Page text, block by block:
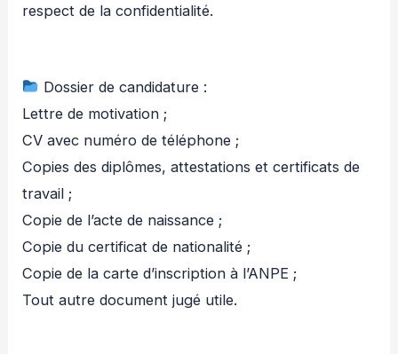
respect de la confidentialité.
Dossier de candidature :
Lettre de motivation ;
CV avec numéro de téléphone ;
Copies des diplômes, attestations et certificats de
travail ;
Copie de l’acte de naissance ;
Copie du certificat de nationalité ;
Copie de la carte d’inscription à l’ANPE ;
Tout autre document jugé utile.